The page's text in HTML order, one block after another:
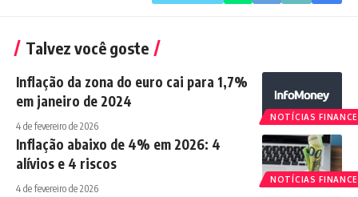
Talvez você goste
NOTÍCIAS
Inflação da zona do euro cai para 1,7%
em janeiro de 2024
4 de fevereiro de 2026
NOTÍCIAS
Inflação abaixo de 4% em 2026: 4
alívios e 4 riscos
4 de fevereiro de 2026